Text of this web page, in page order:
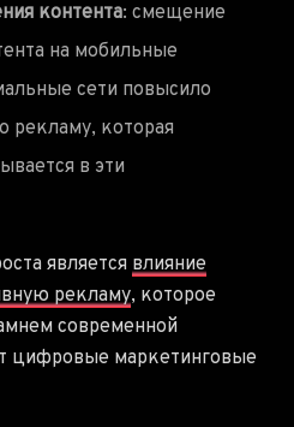
контента: смещение
на мобильные
сети повысило
рекламу, которая
в эти
является влияние
рекламу, которое
современной
цифровые маркетинговые